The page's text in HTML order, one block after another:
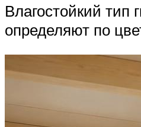
Влагостойкий тип
определяют по